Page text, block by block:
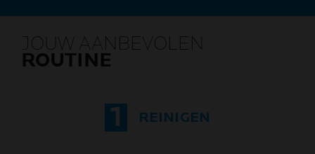
JOUW AANBEVOLEN
ROUTINE
1 REINIGEN